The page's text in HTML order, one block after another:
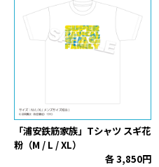
「浦安鉄筋家族」Tシャツ スギ花
粉（M / L / XL）
各 3,850円